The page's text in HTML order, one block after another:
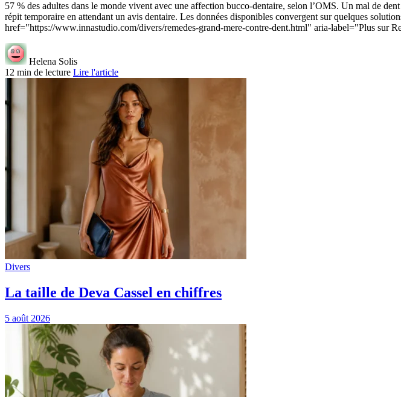
57 % des adultes dans le monde vivent avec une affection bucco-dentaire, selon l’OMS. Un mal de
répit temporaire en attendant un avis dentaire. Les données disponibles convergent sur quelques
href="https://www.innastudio.com/divers/remedes-grand-mere-contre-dent.html" aria-label="Plus sur
Helena Solis
12 min de lecture Lire l'article
Divers
La taille de Deva Cassel en chiffres
5 août 2026